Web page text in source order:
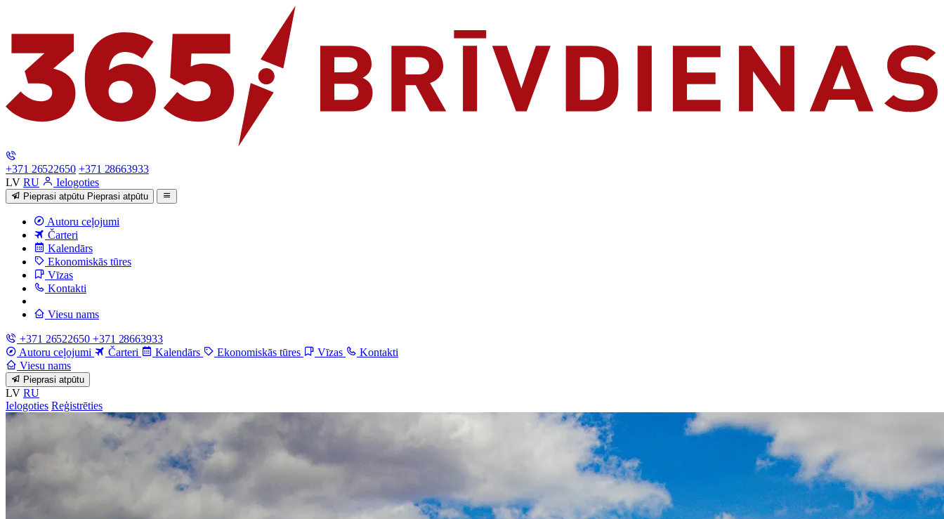
+371 26522650 +371 28663933
LV RU Ielogoties
Pieprasi atpūtu Pieprasi atpūtu
Autoru ceļojumi
Čarteri
Kalendārs
Ekonomiskās tūres
Vīzas
Kontakti
Viesu nams
+371 26522650 +371 28663933
Autoru ceļojumi
Čarteri Kalendārs Ekonomiskās tūres Vīzas
Kontakti
Viesu nams
Pieprasi atpūtu
LV RU
Ielogoties Reģistrēties